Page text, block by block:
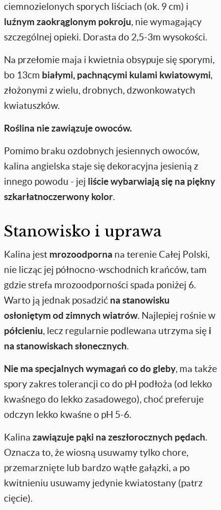
ciemnozielonych sporych liściach (ok. 9 cm) i
luźnym zaokrąglonym pokroju, nie wymagający
szczególnej opieki. Dorasta do 2,5-3m wysokości.
Na przełomie maja i kwietnia obsypuje się sporymi,
bo 13cm białymi, pachnącymi kulami kwiatowymi,
złożonymi z wielu, drobnych, dzwonkowatych
kwiatuszków.
Roślina nie zawiązuje owoców.
Pomimo braku ozdobnych jesiennych owoców,
kalina angielska staje się dekoracyjna jesienią z
innego powodu - jej liście wybarwiają się na piękny
szkarłatnoczerwony kolor.
Stanowisko i uprawa
Kalina jest mrozoodporna na terenie Całej Polski,
nie licząc jej północno-wschodnich krańców, tam
gdzie strefa mrozoodporności spada poniżej 6.
Warto ją jednak posadzić na stanowisku
osłoniętym od zimnych wiatrów. Najlepiej rośnie w
półcieniu, lecz regularnie podlewana utrzyma się i
na stanowiskach słonecznych.
Nie ma specjalnych wymagań co do gleby, ma także
spory zakres tolerancji co do pH podłoża (od lekko
kwaśnego do lekko zasadowego), choć preferuje
odczyn lekko kwaśne o pH 5-6.
Kalina zawiązuje pąki na zeszłorocznych pędach.
Oznacza to, że wiosną usuwamy tylko chore,
przemarznięte lub bardzo wątłe gałązki, a po
kwitnieniu usuwamy jedynie kwiatostany (patrz
cięcie).